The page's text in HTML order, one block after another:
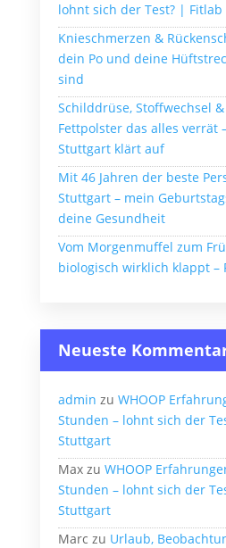
lohnt sich der Test? |
Knieschmerzen &
dein Po und deine
sind
Schilddrüse, Stoffwechsel
Fettpolster das alles verrät
Stuttgart klärt auf
Mit 46 Jahren der beste
Stuttgart – mein
deine Gesundheit
Vom Morgenmuffel zum
biologisch wirklich klappt –
Neueste
admin zu WHOOP
Stunden – lohnt sich der
Stuttgart
Maxzu WHOOP
Stunden – lohnt sich der
Stuttgart
Marc zu Urlaub,